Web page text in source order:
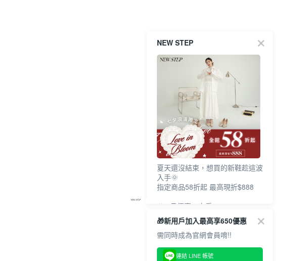
NEW STEP
夏天還沒結束，想買的新鞋趁這波
入手🌞
指定商品58折起 最高現折$888
🎉 8月優惠一次看
①LINE購物最高10%回饋
②每周限定品現折200
③指定商品58折起 最高現折$888
上班鞋、休閒鞋、涼鞋一次逛齊
🎁新用戶加入最高享650優惠
需同時成為官網會員唷!!
連結 LINE 帳號